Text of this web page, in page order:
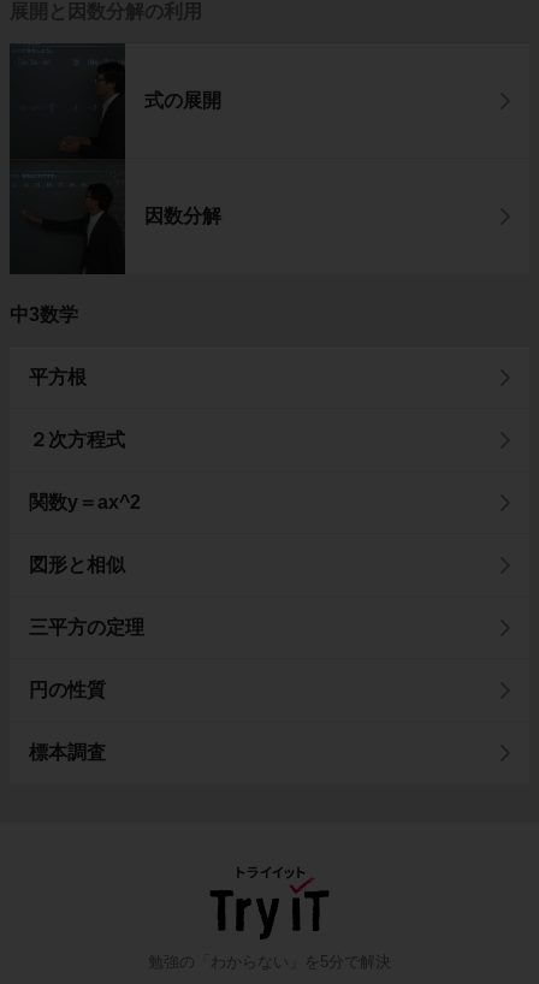
展開と因数分解の利用
式の展開
因数分解
中3数学
平方根
２次方程式
関数y＝ax^2
図形と相似
三平方の定理
円の性質
標本調査
勉強の「わからない」を5分で解決